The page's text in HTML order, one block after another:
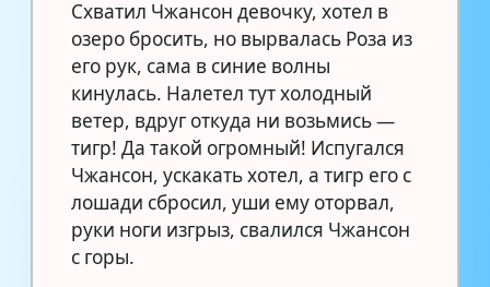
Схватил Чжансон девочку, хотел в
озеро бросить, но вырвалась Роза из
его рук, сама в синие волны
кинулась. Налетел тут холодный
ветер, вдруг откуда ни возьмись —
тигр! Да такой огромный! Испугался
Чжансон, ускакать хотел, а тигр его с
лошади сбросил, уши ему оторвал,
руки ноги изгрыз, свалился Чжансон
с горы.